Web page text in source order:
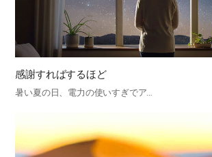
感謝すればするほど
暑い夏の日、電力の使いすぎでア…